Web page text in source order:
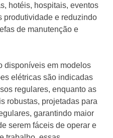
hotéis, hospitais, eventos
produtividade e reduzindo
de manutenção e
disponíveis em modelos
elétricas são indicadas
regulares, enquanto as
robustas, projetadas para
garantindo maior
serem fáceis de operar e